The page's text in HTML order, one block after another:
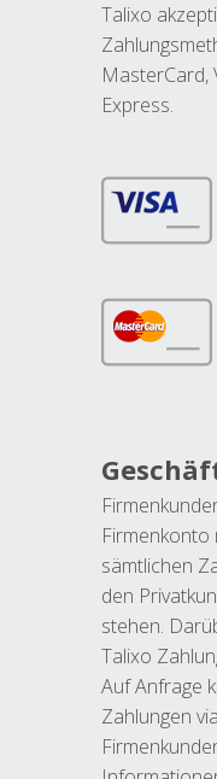
Talixo
MasterCard,
Express.
Firmenkonto
sämtlichen
den
stehen.
Talixo
Auf Anfrage
Zahlungen